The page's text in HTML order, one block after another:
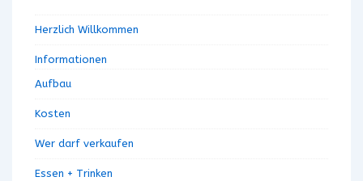
Herzlich Willkommen
Informationen
Aufbau
Kosten
Wer darf verkaufen
Essen + Trinken